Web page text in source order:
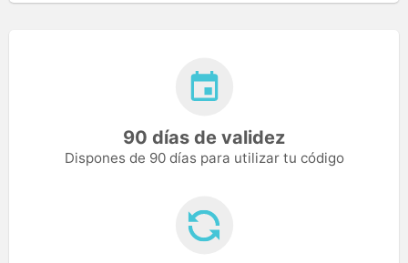
90 días de validez
Dispones de 90 días para utilizar tu código